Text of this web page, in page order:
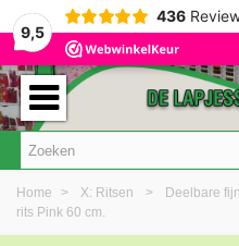
9,5
436
Home > X: Ritsen > Deelbare
rits Pink 60 cm.